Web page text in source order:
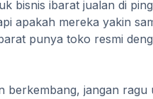
bisnis ibarat jualan di
apakah mereka yakin
punya toko resmi
berkembang, jangan